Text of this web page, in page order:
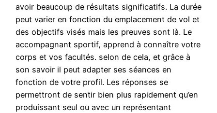
avoir beaucoup de résultats significatifs. La durée
peut varier en fonction du emplacement de vol et
des objectifs visés mais les preuves sont là. Le
accompagnant sportif, apprend à connaître votre
corps et vos facultés. selon de cela, et grâce à
son savoir il peut adapter ses séances en
fonction de votre profil. Les réponses se
permettront de sentir bien plus rapidement qu’en
produissant seul ou avec un représentant